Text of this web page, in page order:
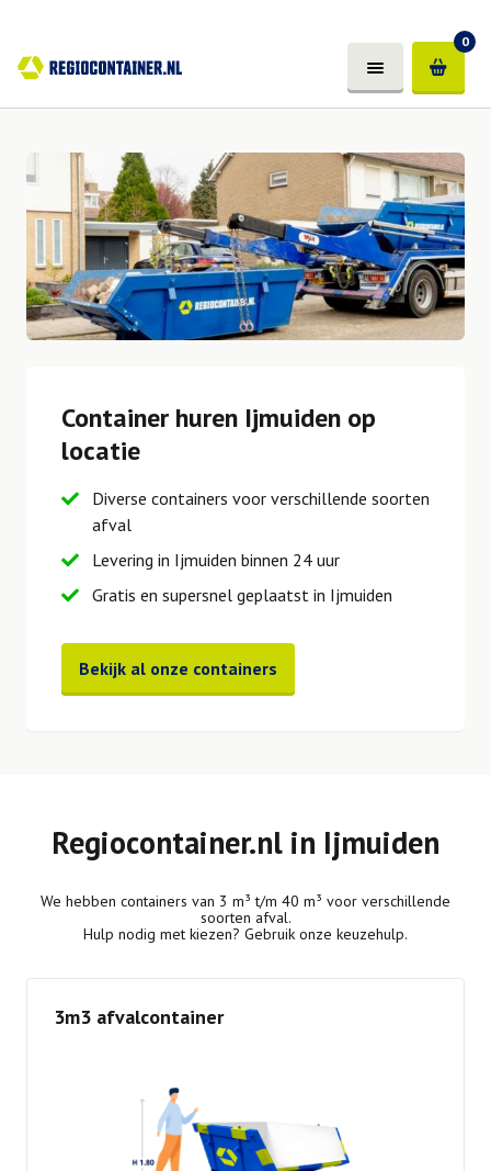
0
Container huren Ijmuiden op
locatie
Diverse containers voor verschillende soorten
afval
Levering in Ijmuiden binnen 24 uur
Gratis en supersnel geplaatst in Ijmuiden
Bekijk al onze containers
Regiocontainer.nl in Ijmuiden
We hebben containers van 3 m³ t/m 40 m³ voor verschillende
soorten afval.
Hulp nodig met kiezen? Gebruik onze keuzehulp.
3m3 afvalcontainer